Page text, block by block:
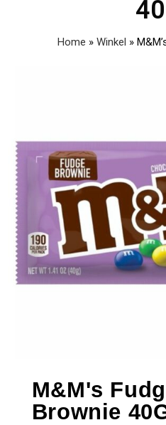
Home » Winkel »
M&M's
Brownie